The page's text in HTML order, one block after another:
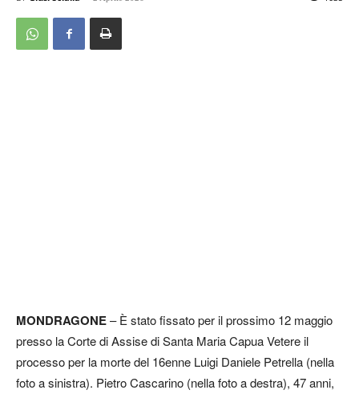
MONDRAGONE– È stato fissato per il prossimo 12 maggio
presso la Corte di Assise di Santa Maria Capua Vetere il
processo per la morte del 16enne Luigi Daniele Petrella (nella
foto a sinistra). Pietro Cascarino (nella foto a destra), 47 anni,